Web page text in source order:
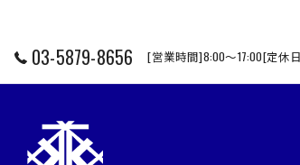
03-5879-8656 [営業時間]8:00～17:00[定休